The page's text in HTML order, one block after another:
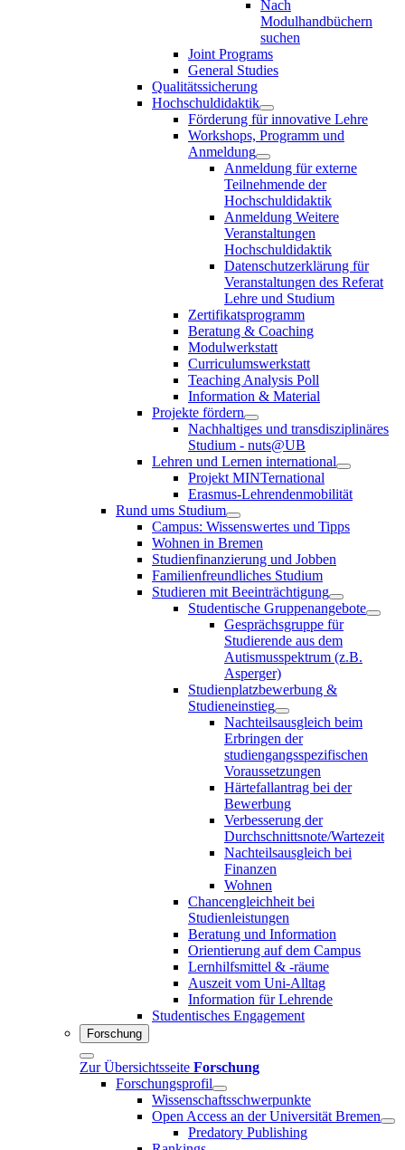
Nach
Modulhandbüchern
suchen
Joint Programs
General Studies
Qualitätssicherung
Hochschuldidaktik
Förderung für innovative Lehre
Workshops, Programm und
Anmeldung
Anmeldung für externe
Teilnehmende der
Hochschuldidaktik
Anmeldung Weitere
Veranstaltungen
Hochschuldidaktik
Datenschutzerklärung für
Veranstaltungen des Referat
Lehre und Studium
Zertifikatsprogramm
Beratung & Coaching
Modulwerkstatt
Curriculumswerkstatt
Teaching Analysis Poll
Information & Material
Projekte fördern
Nachhaltiges und transdisziplinäres
Studium - nuts@UB
Lehren und Lernen international
Projekt MINTernational
Erasmus-Lehrendenmobilität
Rund ums Studium
Campus: Wissenswertes und Tipps
Wohnen in Bremen
Studienfinanzierung und Jobben
Familienfreundliches Studium
Studieren mit Beeinträchtigung
Studentische Gruppenangebote
Gesprächsgruppe für
Studierende aus dem
Autismusspektrum (z.B.
Asperger)
Studienplatzbewerbung &
Studieneinstieg
Nachteilsausgleich beim
Erbringen der
studiengangsspezifischen
Voraussetzungen
Härtefallantrag bei der
Bewerbung
Verbesserung der
Durchschnittsnote/Wartezeit
Nachteilsausgleich bei
Finanzen
Wohnen
Chancengleichheit bei
Studienleistungen
Beratung und Information
Orientierung auf dem Campus
Lernhilfsmittel & -räume
Auszeit vom Uni-Alltag
Information für Lehrende
Studentisches Engagement
Forschung
Zur Übersichtsseite Forschung
Forschungsprofil
Wissenschaftsschwerpunkte
Open Access an der Universität Bremen
Predatory Publishing